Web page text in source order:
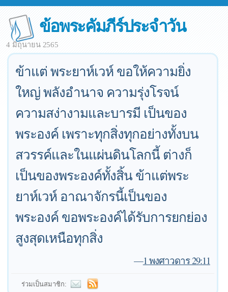
ข้อพระคัมภีร์ประจำวัน
4 มิถุนายน 2565
ข้าแต่ พระยาห์เวห์ ขอให้ความยิ่ง
ใหญ่ พลังอำนาจ ความรุ่งโรจน์
ความสง่างามและบารมี เป็นของ
พระองค์ เพราะทุกสิ่งทุกอย่างทั้งบน
สวรรค์และในแผ่นดินโลกนี้ ต่างก็
เป็นของพระองค์ทั้งสิ้น ข้าแต่พระ
ยาห์เวห์ อาณาจักรนี้เป็นของ
พระองค์ ขอพระองค์ได้รับการยกย่อง
สูงสุดเหนือทุกสิ่ง
—1 พงศาวดาร 29:11
ร่วมเป็นสมาชิก: